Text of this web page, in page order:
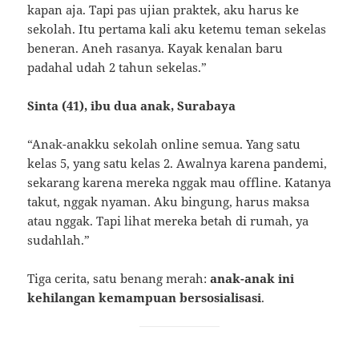
kapan aja. Tapi pas ujian praktek, aku harus ke
sekolah. Itu pertama kali aku ketemu teman sekelas
beneran. Aneh rasanya. Kayak kenalan baru
padahal udah 2 tahun sekelas.”
Sinta (41), ibu dua anak, Surabaya
“Anak-anakku sekolah online semua. Yang satu
kelas 5, yang satu kelas 2. Awalnya karena pandemi,
sekarang karena mereka nggak mau offline. Katanya
takut, nggak nyaman. Aku bingung, harus maksa
atau nggak. Tapi lihat mereka betah di rumah, ya
sudahlah.”
Tiga cerita, satu benang merah:anak-anak ini
kehilangan kemampuan bersosialisasi.